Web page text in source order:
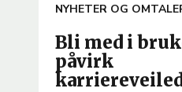
ARTICLE
NYHETER OG
Bli med i
påvirk